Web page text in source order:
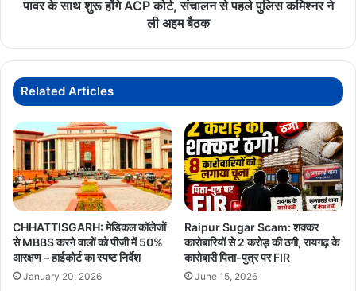
संचालन
पहले
पुलिस
कमिश्नर
ने
ली
अहम
बैठक
पावर के साथ शुरू होंगे ACP कोर्ट, संचालन से पहले पुलिस कमिश्नर ने
ली अहम बैठक
Related Articles
CHHATTISGARH: मेडिकल कॉलेजों
से MBBS करने वालों को पीजी में 50%
आरक्षण – हाईकोर्ट का स्पष्ट निर्देश
January 20, 2026
Raipur Sugar Scam: शक्कर
कारोबारियों से 2 करोड़ की ठगी, रायगढ़ के
कारोबारी पिता-पुत्र पर FIR
June 15, 2026